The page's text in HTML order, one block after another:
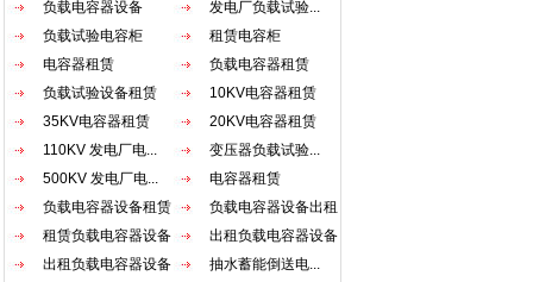
负载电容器设备
发电厂负载试验...
负载试验电容柜
租赁电容柜
电容器租赁
负载电容器租赁
负载试验设备租赁
10KV电容器租赁
35KV电容器租赁
20KV电容器租赁
110KV 发电厂电...
变压器负载试验...
500KV 发电厂电...
电容器租赁
负载电容器设备租赁
负载电容器设备出租
租赁负载电容器设备
出租负载电容器设备
出租负载电容器设备
抽水蓄能倒送电...